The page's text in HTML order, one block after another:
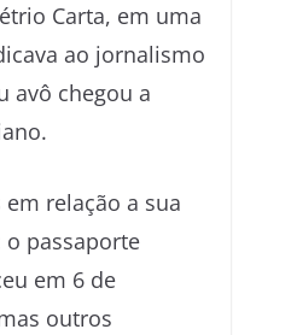
Carta, em uma
ao jornalismo
avô chegou a
relação a sua
passaporte
em 6 de
outros